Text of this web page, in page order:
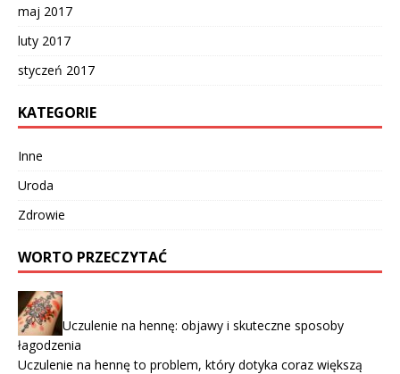
maj 2017
luty 2017
styczeń 2017
KATEGORIE
Inne
Uroda
Zdrowie
WORTO PRZECZYTAĆ
Uczulenie na hennę: objawy i skuteczne sposoby
łagodzenia
Uczulenie na hennę to problem, który dotyka coraz większą